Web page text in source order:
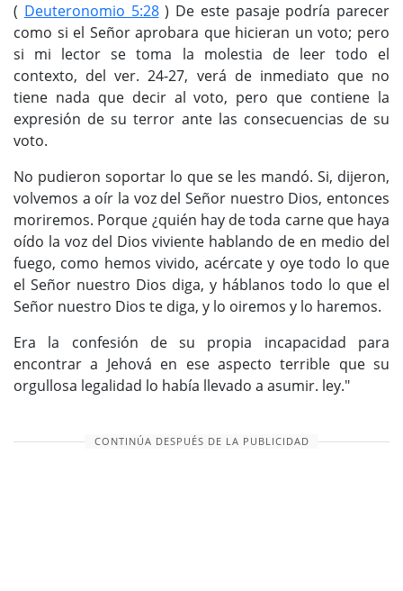
( Deuteronomio 5:28) De este pasaje podría parecer
como si el Señor aprobara que hicieran un voto; pero
si mi lector se toma la molestia de leer todo el
contexto, del ver. 24-27, verá de inmediato que no
tiene nada que decir al voto, pero que contiene la
expresión de su terror ante las consecuencias de su
voto.
No pudieron soportar lo que se les mandó. Si, dijeron,
volvemos a oír la voz del Señor nuestro Dios, entonces
moriremos. Porque ¿quién hay de toda carne que haya
oído la voz del Dios viviente hablando de en medio del
fuego, como hemos vivido, acércate y oye todo lo que
el Señor nuestro Dios diga, y háblanos todo lo que el
Señor nuestro Dios te diga, y lo oiremos y lo haremos.
Era la confesión de su propia incapacidad para
encontrar a Jehová en ese aspecto terrible que su
orgullosa legalidad lo había llevado a asumir. ley."
CONTINÚA DESPUÉS DE LA PUBLICIDAD